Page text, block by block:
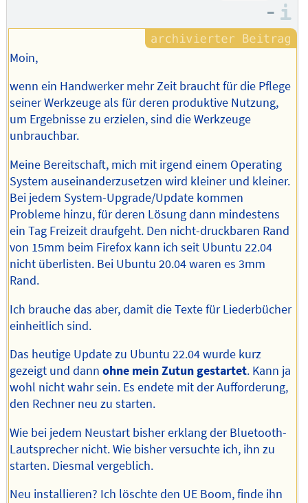
–
Moin,
wenn ein Handwerker mehr Zeit braucht für die Pflege
seiner Werkzeuge als für deren produktive Nutzung,
um Ergebnisse zu erzielen, sind die Werkzeuge
unbrauchbar.
Meine Bereitschaft, mich mit irgend einem Operating
System auseinanderzusetzen wird kleiner und kleiner.
Bei jedem System-Upgrade/Update kommen
Probleme hinzu, für deren Lösung dann mindestens
ein Tag Freizeit draufgeht. Den nicht-druckbaren Rand
von 15mm beim Firefox kann ich seit Ubuntu 22.04
nicht überlisten. Bei Ubuntu 20.04 waren es 3mm
Rand.
Ich brauche das aber, damit die Texte für Liederbücher
einheitlich sind.
Das heutige Update zu Ubuntu 22.04 wurde kurz
gezeigt und dannohne mein Zutun gestartet. Kann ja
wohl nicht wahr sein. Es endete mit der Aufforderung,
den Rechner neu zu starten.
Wie bei jedem Neustart bisher erklang der Bluetooth-
Lautsprecher nicht. Wie bisher versuchte ich, ihn zu
starten. Diesmal vergeblich.
Neu installieren? Ich löschte den UE Boom, finde ihn